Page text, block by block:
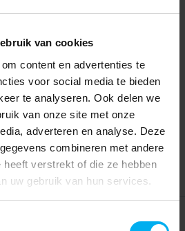
van cookies
content en advertenties te
voor social media te bieden
te analyseren. Ook delen we
van onze site met onze
adverteren en analyse. Deze
combineren met andere
heeft verstrekt of die ze hebben
uw gebruik van hun services.